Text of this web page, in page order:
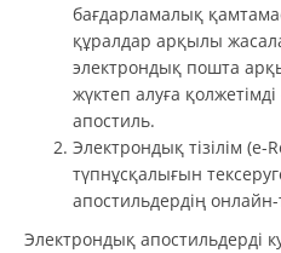
бағдарламалық
құралдар арқылы
электрондық пошта
жүктеп алуға
апостиль.
Электрондық тізілім
түпнұсқалығын
апостильдердің онлайн-
Электрондық апостильдерді